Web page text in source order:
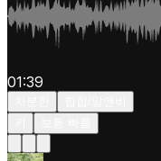
01:39